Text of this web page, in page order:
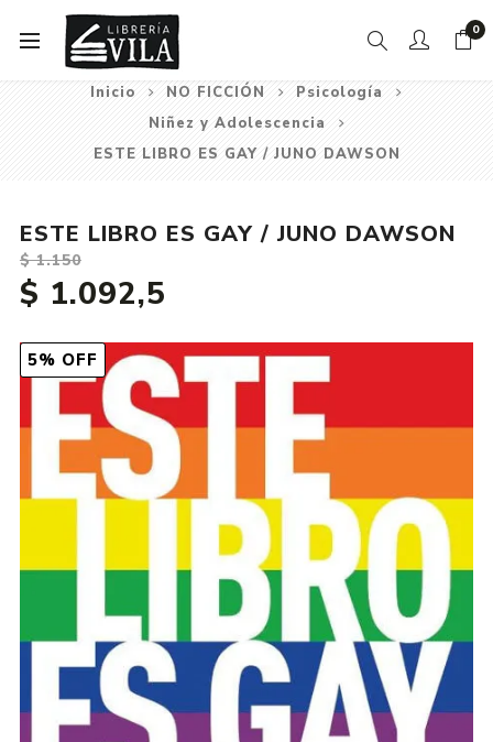
0
Inicio NO FICCIÓN
Psicología
Niñez y Adolescencia
ESTE LIBRO ES GAY / JUNO DAWSON
5% OFF
ESTE LIBRO ES GAY / JUNO DAWSON
$ 1.150
$ 1.092,5